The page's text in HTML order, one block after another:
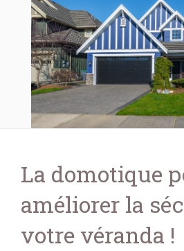
La domotique
améliorer la
votre véranda !